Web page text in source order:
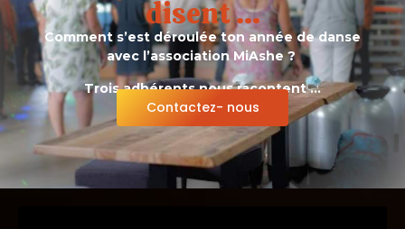
disent ...
Comment s’est déroulée ton année de danse
avec l’association MiAshe ?
Trois adhérents nous racontent …
Contactez- nous